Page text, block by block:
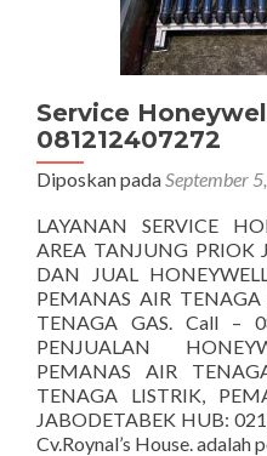
Service
081212407272
Diposkan padaSeptember
LAYANAN SERVICE
AREA TANJUNG PRIOK
DAN JUAL
PEMANAS AIR TENAGA
TENAGA GAS. Call –
PENJUALAN
PEMANAS AIR
TENAGA LISTRIK,
JABODETABEK HUB:
Cv.Roynal’s House. adalah